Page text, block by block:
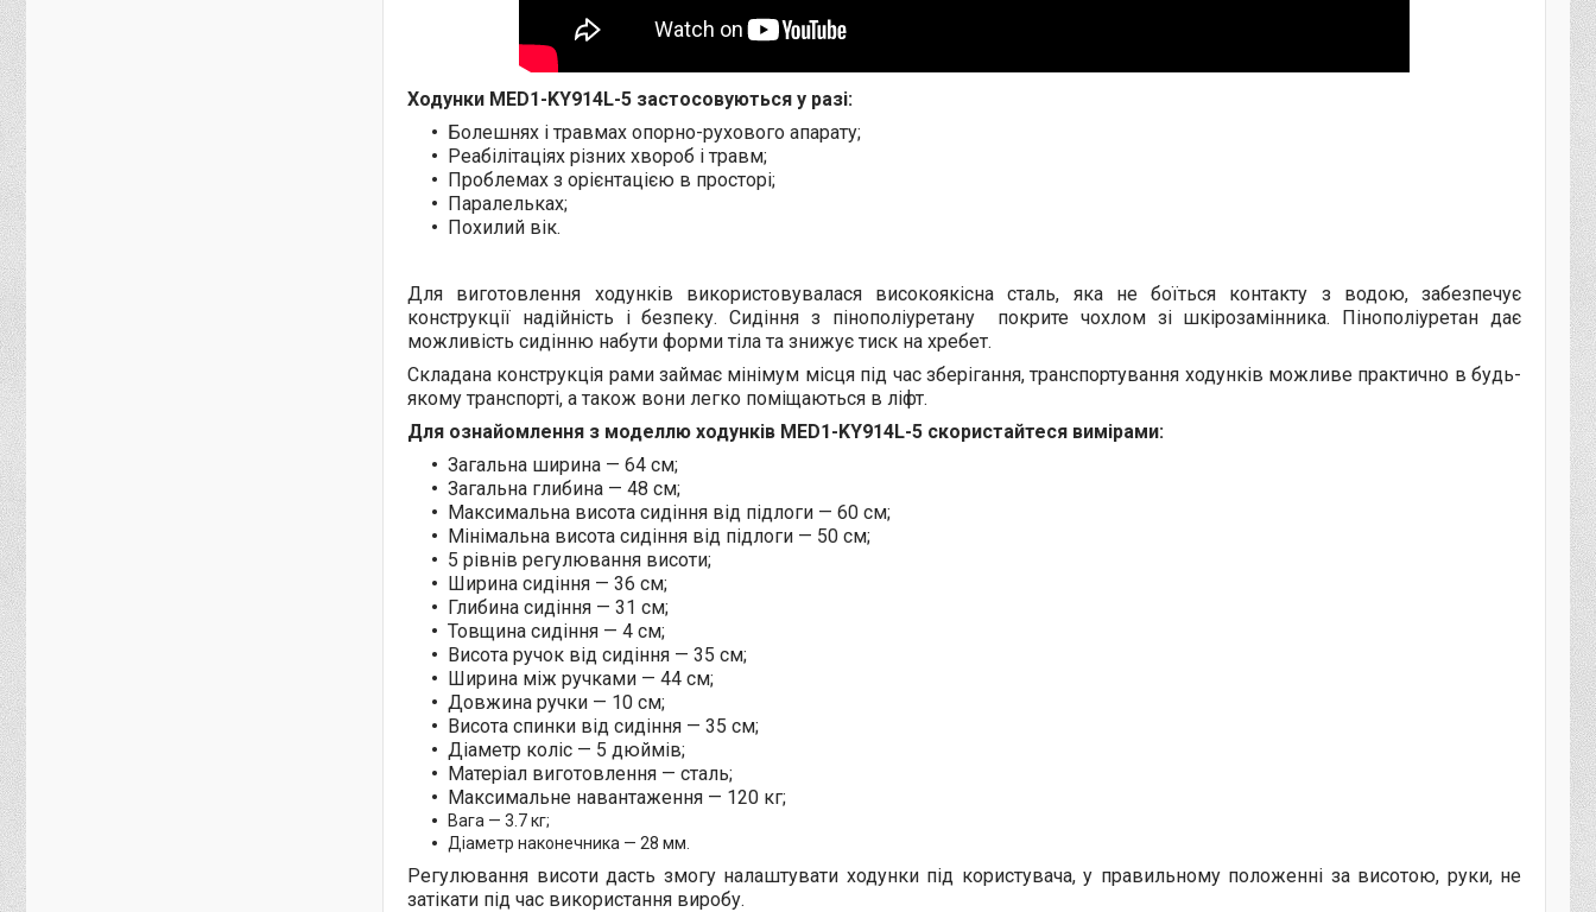
Ходунки MED1-KY914L-5 застосовуються у разі:
Болешнях і травмах опорно-рухового апарату;
Реабілітаціях різних хвороб і травм;
Проблемах з орієнтацією в просторі;
Паралельках;
Похилий вік.
Для виготовлення ходунків використовувалася високоякісна сталь, яка не боїться контакту з водою, забезпечує
конструкції надійність і безпеку. Сидіння з пінополіуретану покрите чохлом зі шкірозамінника. Пінополіуретан дає
можливість сидінню набути форми тіла та знижує тиск на хребет.
Складана конструкція рами займає мінімум місця під час зберігання, транспортування ходунків можливе практично в будь-
якому транспорті, а також вони легко поміщаються в ліфт.
Для ознайомлення з моделлю ходунків MED1-KY914L-5 скористайтеся вимірами:
Загальна ширина — 64 см;
Загальна глибина — 48 см;
Максимальна висота сидіння від підлоги — 60 см;
Мінімальна висота сидіння від підлоги — 50 см;
5 рівнів регулювання висоти;
Ширина сидіння — 36 см;
Глибина сидіння — 31 см;
Товщина сидіння — 4 см;
Висота ручок від сидіння — 35 см;
Ширина між ручками — 44 см;
Довжина ручки — 10 см;
Висота спинки від сидіння — 35 см;
Діаметр коліс — 5 дюймів;
Матеріал виготовлення — сталь;
Максимальне навантаження — 120 кг;
Вага — 3.7 кг;
Діаметр наконечника — 28 мм.
Регулювання висоти дасть змогу налаштувати ходунки під користувача, у правильному положенні за висотою, руки, не
затікати під час використання виробу.